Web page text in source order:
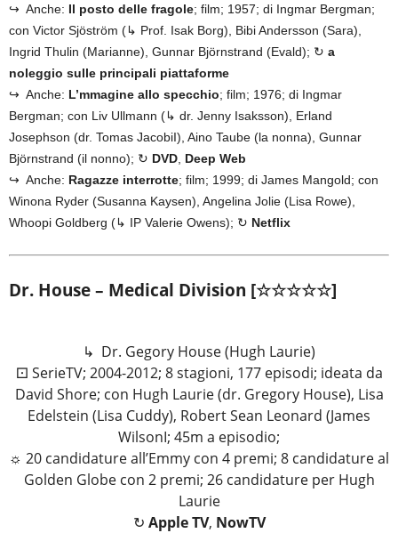
↪ Anche: Il posto delle fragole; film; 1957; di Ingmar Bergman;
con Victor Sjöström (↳ Prof. Isak Borg), Bibi Andersson (Sara),
Ingrid Thulin (Marianne), Gunnar Björnstrand (Evald); ↻ a
noleggio sulle principali piattaforme
↪ Anche: L’mmagine allo specchio; film; 1976; di Ingmar
Bergman; con Liv Ullmann (↳ dr. Jenny Isaksson), Erland
Josephson (dr. Tomas JacobiI), Aino Taube (la nonna), Gunnar
Björnstrand (il nonno); ↻ DVD Deep Web
↪ Anche: Ragazze interrotte; film; 1999; di James Mangold; con
Winona Ryder (Susanna Kaysen), Angelina Jolie (Lisa Rowe),
Whoopi Goldberg (↳ IP Valerie Owens); ↻ Netflix
Dr. House – Medical Division [☆☆☆☆☆]
↳ Dr. Gegory House (Hugh Laurie)
⚀ SerieTV; 2004-2012; 8 stagioni, 177 episodi; ideata da
David Shore; con Hugh Laurie (dr. Gregory House), Lisa
Edelstein (Lisa Cuddy), Robert Sean Leonard (James
WilsonI; 45m a episodio;
☼ 20 candidature all’Emmy con 4 premi; 8 candidature al
Golden Globe con 2 premi; 26 candidature per Hugh
Laurie
↻ Apple TV, NowTV